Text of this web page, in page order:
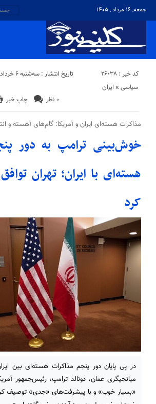
جمعه, ۱۶ مرداد , ۱۴۰۵
کد خبر : 26038 تاریخ انتشار : سه‌شنبه ۶ خرداد ۱۴۰۴ - ۸:۴۹
چاپ خبر ۰ نظر
ایران « سیاسی
مذاکرات هسته‌ای ایران و آمریکا: گام‌های آهسته و
خوش‌بینی ترامپ به دور
هسته‌ای با ایران؛ تهران
کرد
در پی پایان دور پنجم مذاکرات هسته‌ای بین
میانجیگری عمان، دونالد ترامپ، رئیس‌جمهور
«بسیار خوب» و با پیشرفت‌های «جدی» توصیف